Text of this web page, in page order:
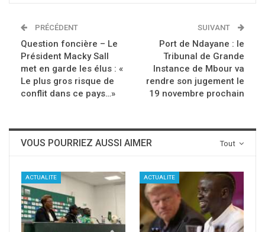
PRÉCÉDENT
Question foncière – Le
Président Macky Sall
met en garde les élus : «
Le plus gros risque de
conflit dans ce pays…»
SUIVANT
Port de Ndayane : le
Tribunal de Grande
Instance de Mbour va
rendre son jugement le
19 novembre prochain
Tout
VOUS POURRIEZ AUSSI AIMER
ACTUALITE ACTUALITE